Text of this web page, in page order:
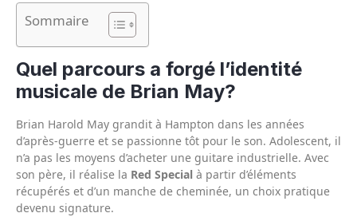
Sommaire
Quel parcours a forgé l’identité
musicale de Brian May?
Brian Harold May grandit à Hampton dans les années
d’après-guerre et se passionne tôt pour le son. Adolescent, il
n’a pas les moyens d’acheter une guitare industrielle. Avec
son père, il réalise la Red Special à partir d’éléments
récupérés et d’un manche de cheminée, un choix pratique
devenu signature.